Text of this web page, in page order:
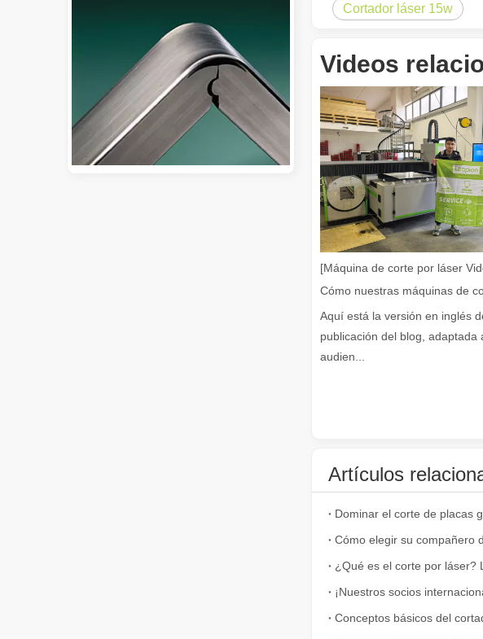
Guía 2026: Cómo las máquinas cortadoras de tubos por láser de fibra están
Cortador láser 15w
Videos
[Máquina de corte por láser
Aquí está la versión en inglés
publicación del blog, adaptada
audien...
Artículos
¿Qué es el corte por láser?